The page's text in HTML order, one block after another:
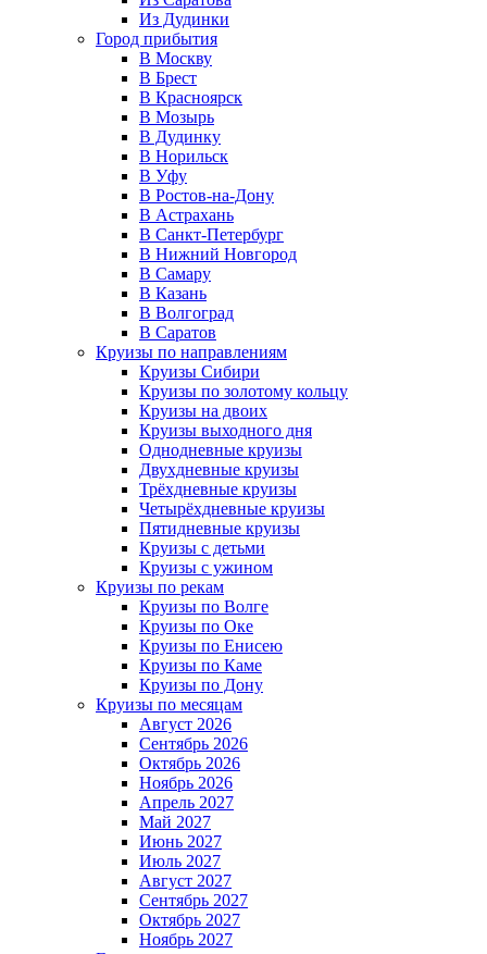
Из Дудинки
Город прибытия
В Москву
В Брест
В Красноярск
В Мозырь
В Дудинку
В Норильск
В Уфу
В Ростов-на-Дону
В Астрахань
В Санкт-Петербург
В Нижний Новгород
В Самару
В Казань
В Волгоград
В Саратов
Круизы по направлениям
Круизы Сибири
Круизы по золотому кольцу
Круизы на двоих
Круизы выходного дня
Однодневные круизы
Двухдневные круизы
Трёхдневные круизы
Четырёхдневные круизы
Пятидневные круизы
Круизы с детьми
Круизы с ужином
Круизы по рекам
Круизы по Волге
Круизы по Оке
Круизы по Енисею
Круизы по Каме
Круизы по Дону
Круизы по месяцам
Август 2026
Сентябрь 2026
Октябрь 2026
Ноябрь 2026
Апрель 2027
Май 2027
Июнь 2027
Июль 2027
Август 2027
Сентябрь 2027
Октябрь 2027
Ноябрь 2027